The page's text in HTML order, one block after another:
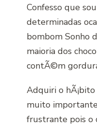
Confesso que
determinadas
bombom Sonho
maioria dos
contÃ©m
Adquiri o
muito
frustrante pois o